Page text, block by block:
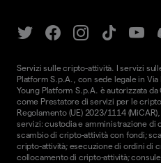
Servizi sulle cripto-attività. I servizi
Platform S.p.A., con sede legale in
Young Platform S.p.A. è autorizzata
come Prestatore di servizi per le
Regolamento (UE) 2023/1114
servizi: custodia e amministrazione
scambio di cripto-attività con fondi;
cripto-attività; esecuzione di ordini di
collocamento di cripto-attività;